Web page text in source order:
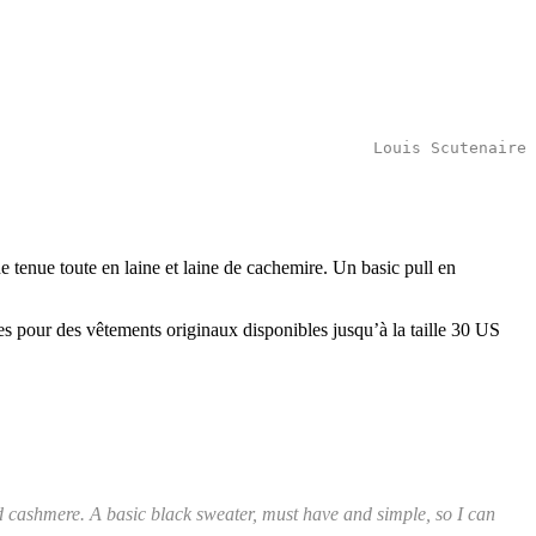
Louis Scutenaire
tenue toute en laine et laine de cachemire. Un basic pull en
pour des vêtements originaux disponibles jusqu’à la taille 30 US
A basic black sweater, must have and simple, so I can